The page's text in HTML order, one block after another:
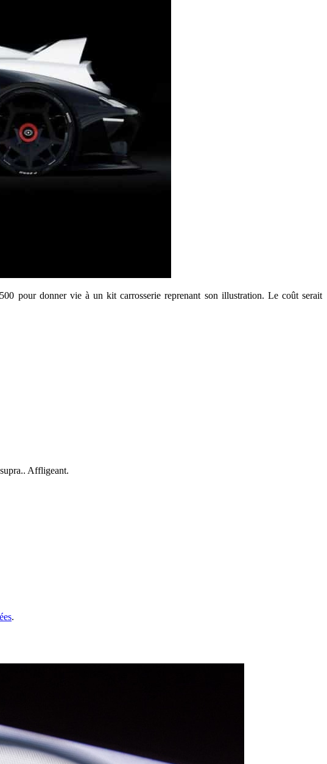
pour donner vie à un kit carrosserie reprenant son illustration. Le coût serait
Affligeant.
.